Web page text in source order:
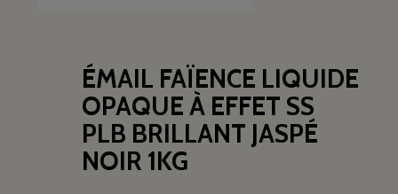
ÉMAIL FAÏENCE LIQUIDE
OPAQUE À EFFET SS
PLB BRILLANT JASPÉ
NOIR 1KG